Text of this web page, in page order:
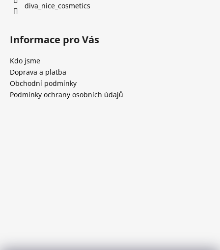
diva_nice_cosmetics
Informace pro Vás
Kdo jsme
Doprava a platba
Obchodní podmínky
Podmínky ochrany osobních údajů